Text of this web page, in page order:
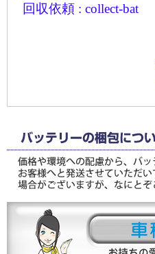
回収依頼 : collect-bat